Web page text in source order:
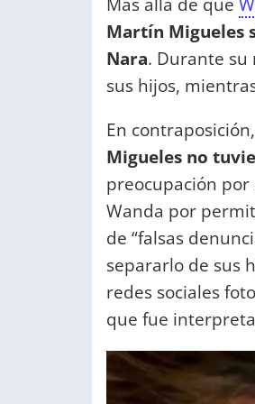
Martín Migueles
Nara. Durante su
sus hijos,
En
Migueles no
preocupación
Wanda por
de “falsas
separarlo de sus
redes sociales
que fue